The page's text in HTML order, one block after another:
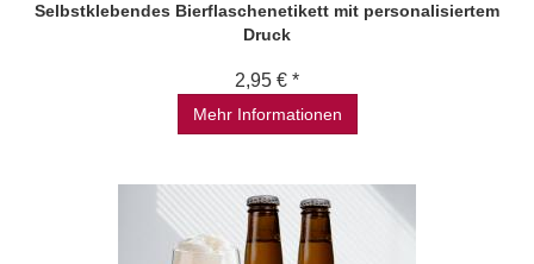
Selbstklebendes Bierflaschenetikett mit personalisiertem
Druck
2,95 € *
Mehr Informationen